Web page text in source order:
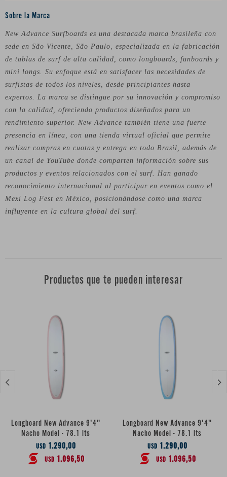
Sobre la Marca
New Advance Surfboards es una destacada marca brasileña con
sede en São Vicente, São Paulo, especializada en la fabricación
de tablas de surf de alta calidad, como longboards, funboards y
mini longs. Su enfoque está en satisfacer las necesidades de
surfistas de todos los niveles, desde principiantes hasta
expertos. La marca se distingue por su innovación y compromiso
con la calidad, ofreciendo productos diseñados para un
rendimiento superior. New Advance también tiene una fuerte
presencia en línea, con una tienda virtual oficial que permite
realizar compras en cuotas y entrega en todo Brasil, además de
un canal de YouTube donde comparten información sobre sus
productos y eventos relacionados con el surf. Han ganado
reconocimiento internacional al participar en eventos como el
Mexi Log Fest en México, posicionándose como una marca
influyente en la cultura global del surf.
Productos que te pueden interesar
Longboard New Advance 9'4"
Nacho Model - 78.1 lts
USD 1.290,00
USD 1.096,50
Longboard New Advance 9'4"
Nacho Model - 78.1 lts
USD 1.290,00
USD 1.096,50
 